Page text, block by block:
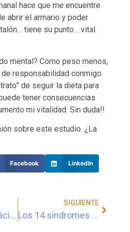
hace que me encuentre
abrir el armario y poder
tiene su punto… vital.
mental? Como peso menos,
responsabilidad conmigo
de seguir la dieta para
tener consecuencias
mi vitalidad. Sin duda!!
sobre este estudio. ¿La
Facebook LinkedIn
Nunca fue tan fácil hacer un deseo realidad #VOTAOVIMadrid
SIGUIENTE
Los 14 síndromes más típicos del mundo empresarial